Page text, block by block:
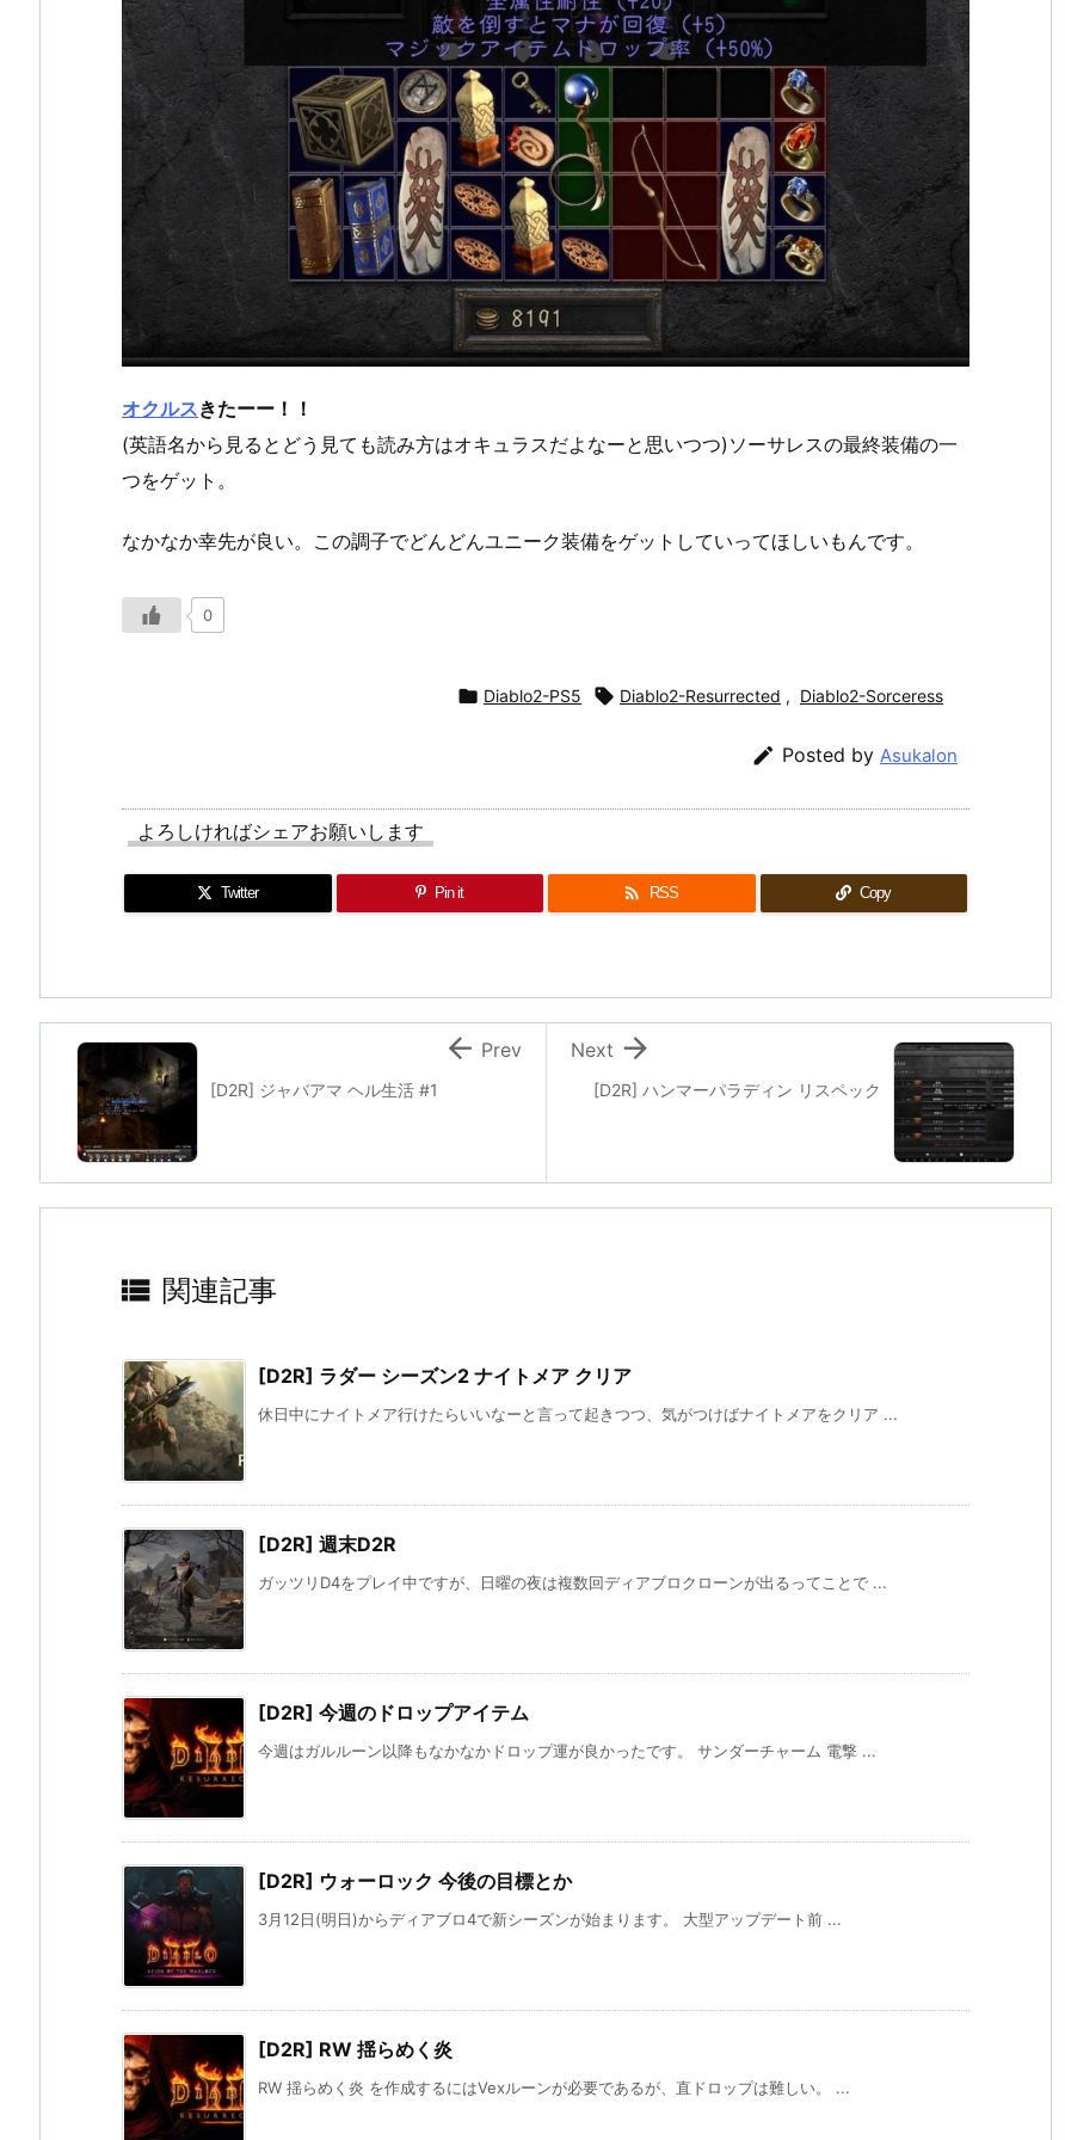
オクルスきたーー！！
(英語名から見るとどう見ても読み方はオキュラスだよなーと思いつつ)ソーサレスの最終装備の一
つをゲット。
なかなか幸先が良い。この調子でどんどんユニーク装備をゲットしていってほしいもんです。
0
 Diablo2-PS5  Diablo2-Resurrected , Diablo2-Sorceress
 Posted by Asukalon
よろしければシェアお願いします
Twitter Pin it  RSS Copy
[D2R] ハンマーパラディン リスペック

Next
[D2R] ジャバアマ ヘル生活 #1
 Prev
 関連記事
[D2R] ラダー シーズン2 ナイトメア クリア
休日中にナイトメア行けたらいいなーと言って起きつつ、気がつけばナイトメアをクリア ...
[D2R] 週末D2R
ガッツリD4をプレイ中ですが、日曜の夜は複数回ディアブロクローンが出るってことで ...
[D2R] 今週のドロップアイテム
今週はガルルーン以降もなかなかドロップ運が良かったです。 サンダーチャーム 電撃 ...
[D2R] ウォーロック 今後の目標とか
3月12日(明日)からディアブロ4で新シーズンが始まります。 大型アップデート前 ...
[D2R] RW 揺らめく炎
RW 揺らめく炎 を作成するにはVexルーンが必要であるが、直ドロップは難しい。 ...